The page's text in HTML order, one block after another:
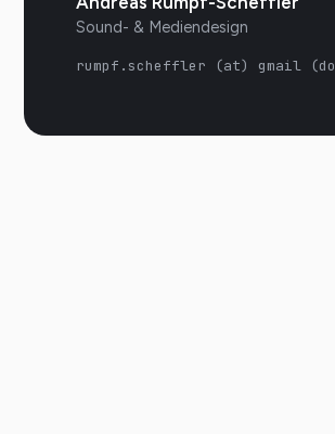
Sound- & Mediendesign
rumpf.scheffler (at) gmail